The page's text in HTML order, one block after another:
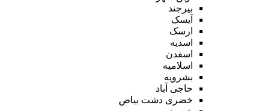
بیرجند
آیسک
ارسک
اسدیه
اسفدن
اسلامیه
بشرویه
حاجی آباد
خضری دشت بیاض